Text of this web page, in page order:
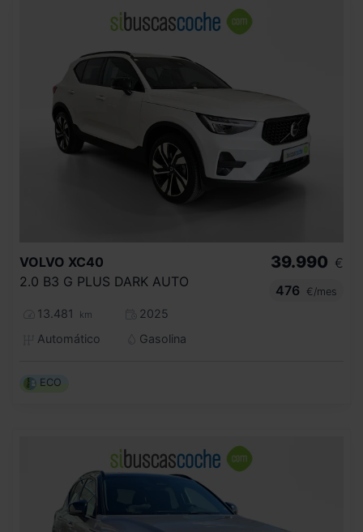
VOLVO XC40
2.0 B3 G PLUS DARK AUTO
13.481 km
2025
Automático
Gasolina
39.990 €
476
€/mes
ECO